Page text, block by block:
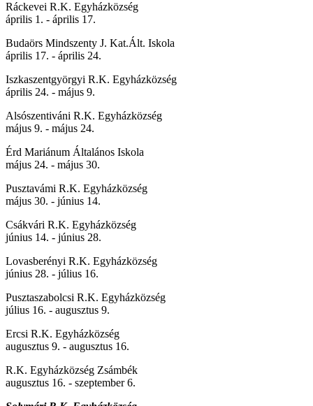
Ráckevei R.K. Egyházközség
április 1. - április 17.
Budaörs Mindszenty J. Kat.Ált. Iskola
április 17. - április 24.
Iszkaszentgyörgyi R.K. Egyházközség
április 24. - május 9.
Alsószentiváni R.K. Egyházközség
május 9. - május 24.
Érd Mariánum Általános Iskola
május 24. - május 30.
Pusztavámi R.K. Egyházközség
május 30. - június 14.
Csákvári R.K. Egyházközség
június 14. - június 28.
Lovasberényi R.K. Egyházközség
június 28. - július 16.
Pusztaszabolcsi R.K. Egyházközség
július 16. - augusztus 9.
Ercsi R.K. Egyházközség
augusztus 9. - augusztus 16.
R.K. Egyházközség Zsámbék
augusztus 16. - szeptember 6.